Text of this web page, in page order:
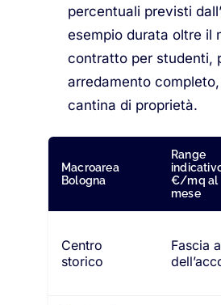
percentuali previsti
esempio durata oltre il
contratto per studenti,
arredamento
cantina di proprietà.
Macroarea
Bologna
Range
€/mq al
mese
Centro
storico
Fascia